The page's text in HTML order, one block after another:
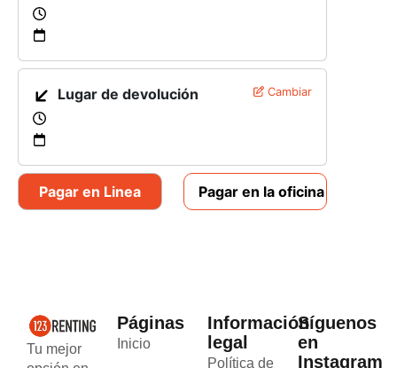
Lugar de devolución Cambiar
Pagar en Linea Pagar en la oficina
Tu mejor
Páginas
Inicio
Información
legal
Política de
Síguenos
en
Instagram